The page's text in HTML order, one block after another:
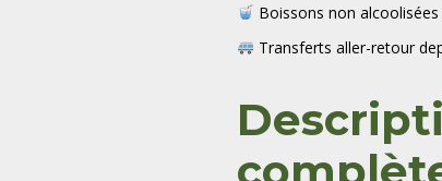
Boissons non
Transferts aller-retour